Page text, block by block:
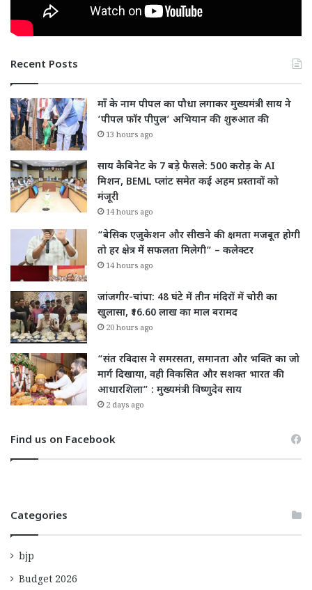
Recent Posts
माँ के नाम पीपल का पौधा लगाकर मुख्यमंत्री साय ने
‘पीपल फॉर पीपुल’ अभियान की शुरुआत की
13 hours ago
साय कैबिनेट के 7 बड़े फैसले: 500 करोड़ के AI
मिशन, BEML प्लांट समेत कई अहम प्रस्तावों को
मंजूरी
14 hours ago
“बेसिक एजुकेशन और सीखने की क्षमता मजबूत होगी
तो हर क्षेत्र में सफलता मिलेगी” – कलेक्टर
14 hours ago
जांजगीर-चांपा: 48 घंटे में तीन मंदिरों में चोरी का
खुलासा, ₹16.60 लाख का माल बरामद
20 hours ago
“संत रविदास ने समरसता, समानता और भक्ति का जो
मार्ग दिखाया, वही विकसित और सशक्त भारत की
आधारशिला” : मुख्यमंत्री विष्णुदेव साय
2 days ago
Find us on Facebook
Categories
bjp
Budget 2026